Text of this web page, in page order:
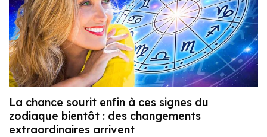
La chance sourit enfin à ces signes du
zodiaque bientôt : des changements
extraordinaires arrivent